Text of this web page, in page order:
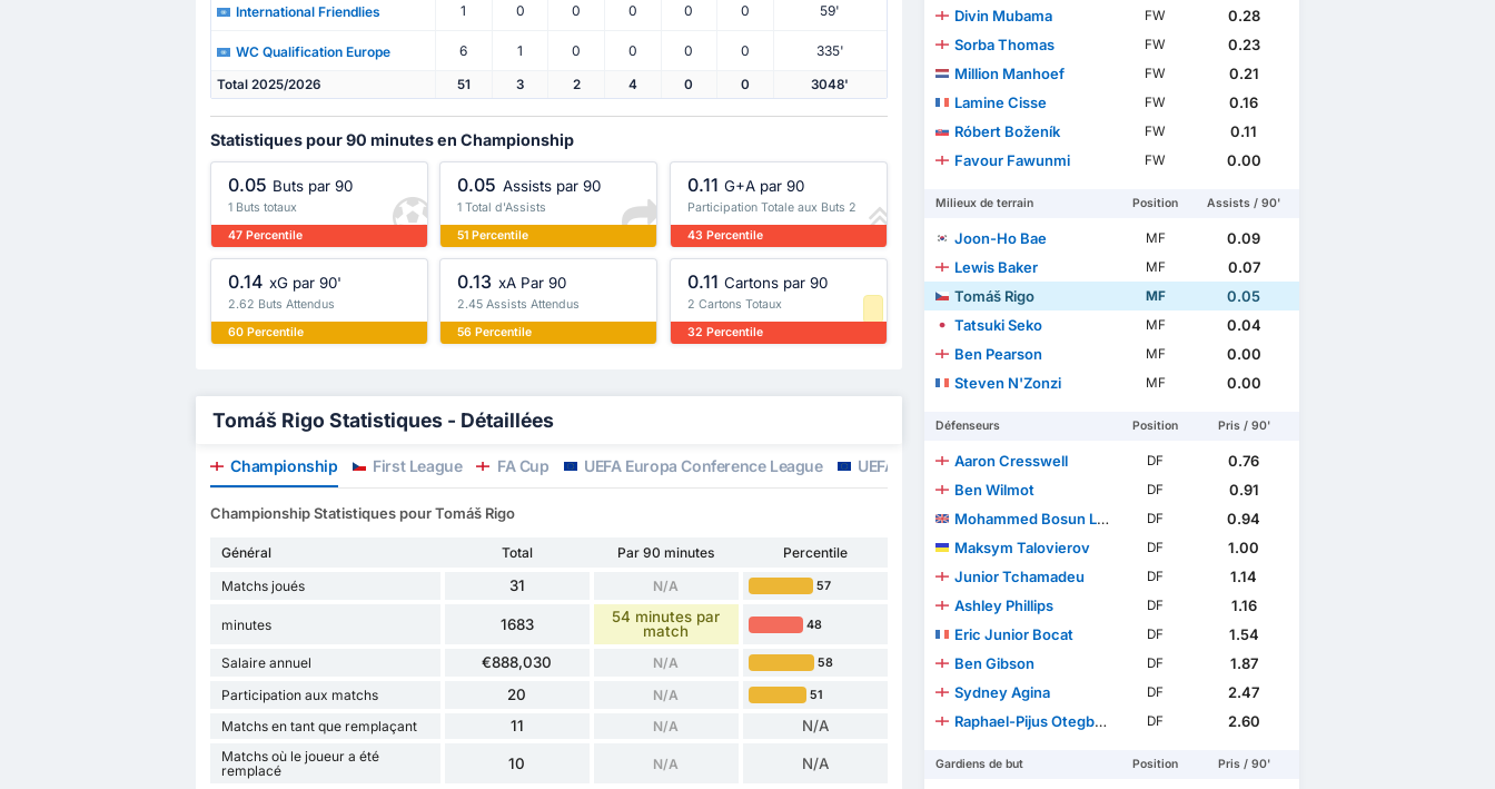
International Friendlies 1 0 0 0 0 0 59'
WC Qualification Europe 6 1 0 0 0 0 335'
Total 2025/2026 51 3 2 4 0 0 3048'
Statistiques pour 90 minutes en Championship
0.05 Buts par 90
1 Buts totaux
47 Percentile
0.05 Assists par 90
1 Total d'Assists
51 Percentile
0.11 G+A par 90
Participation Totale aux Buts 2
43 Percentile
0.14 xG par 90'
2.62 Buts Attendus
60 Percentile
0.13 xA Par 90
2.45 Assists Attendus
56 Percentile
0.11 Cartons par 90
2 Cartons Totaux
32 Percentile
Tomáš Rigo Statistiques - Détaillées
Championship First League FA Cup UEFA Europa Conference League UEFA Europa League Club Friendlies 3 International Friendlies
Championship Statistiques pour Tomáš Rigo
Général Total Par 90 minutes
Percentile
Matchs joués
31 N/A 57
minutes 1683
54 minutes par
match
48
Salaire annuel €888,030 N/A 58
Participation aux matchs 20 N/A 51
Matchs en tant que remplaçant 11 N/A N/A
Matchs où le joueur a été
remplacé
10 N/A N/A
Divin Mubama
FW
0.28
Sorba Thomas
FW
0.23
Million Manhoef
FW
0.21
Lamine Cisse
FW
0.16
Róbert Boženík
FW
0.11
Favour Fawunmi
FW 0.00
Milieux de terrain Position Assists / 90'
Joon-Ho Bae MF
0.09
Lewis Baker
MF
0.07
Tomáš Rigo
MF
0.05
Tatsuki Seko
MF
0.04
Ben Pearson
MF
0.00
Steven N'Zonzi
MF 0.00
Défenseurs Position Pris / 90'
Aaron Cresswell DF
0.76
Ben Wilmot
DF
0.91
Mohammed Bosun Lawal
DF
0.94
Maksym Talovierov
DF
1.00
Junior Tchamadeu
DF
1.14
Ashley Phillips
DF
1.16
Eric Junior Bocat
DF
1.54
Ben Gibson
DF
1.87
Sydney Agina
DF
2.47
Raphael-Pijus Otegbayo
DF 2.60
Gardiens de but Position Pris / 90'